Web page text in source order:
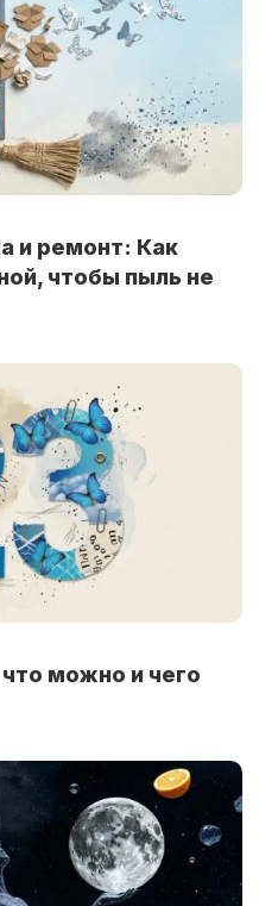
и ремонт: Как
чтобы пыль не
можно и чего